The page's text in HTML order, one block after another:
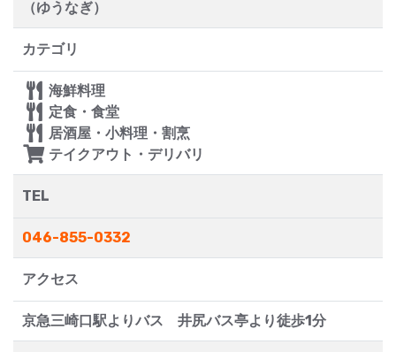
（ゆうなぎ）
カテゴリ
海鮮料理
定食・食堂
居酒屋・小料理・割烹
テイクアウト・デリバリ
TEL
046-855-0332
アクセス
京急三崎口駅よりバス 井尻バス亭より徒歩1分